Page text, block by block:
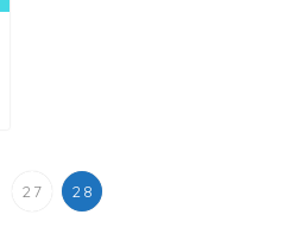
27 28